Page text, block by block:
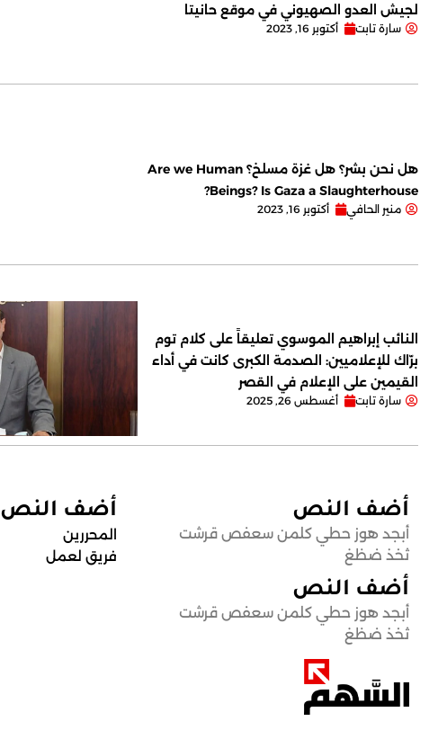
لجيش العدو الصهيوني في موقع حانيتا
سارة تابت أكتوبر 16, 2023
هل نحن بشر؟ هل غزة مسلخ؟ Are we Human
Beings? Is Gaza a Slaughterhouse?
منير الحافي أكتوبر 16, 2023
النائب إبراهيم الموسوي تعليقاً على كلام توم
برّاك للإعلاميين: الصدمة الكبرى كانت في أداء
القيمين على ‏الإعلام في القصر
سارة تابت أغسطس 26, 2025
أضف النص
أبجد هوز حطي كلمن سعفص قرشت
ثخذ ضظغ
أضف النص
أبجد هوز حطي كلمن سعفص قرشت
ثخذ ضظغ
أضف النص
المحررين
فريق لعمل